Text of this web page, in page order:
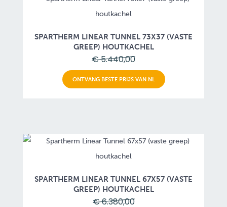
SPARTHERM LINEAR TUNNEL 73X37 (VASTE
GREEP) HOUTKACHEL
€ 5.440,00
ONTVANG BESTE PRIJS VAN NL
SPARTHERM LINEAR TUNNEL 67X57 (VASTE
GREEP) HOUTKACHEL
€ 6.380,00